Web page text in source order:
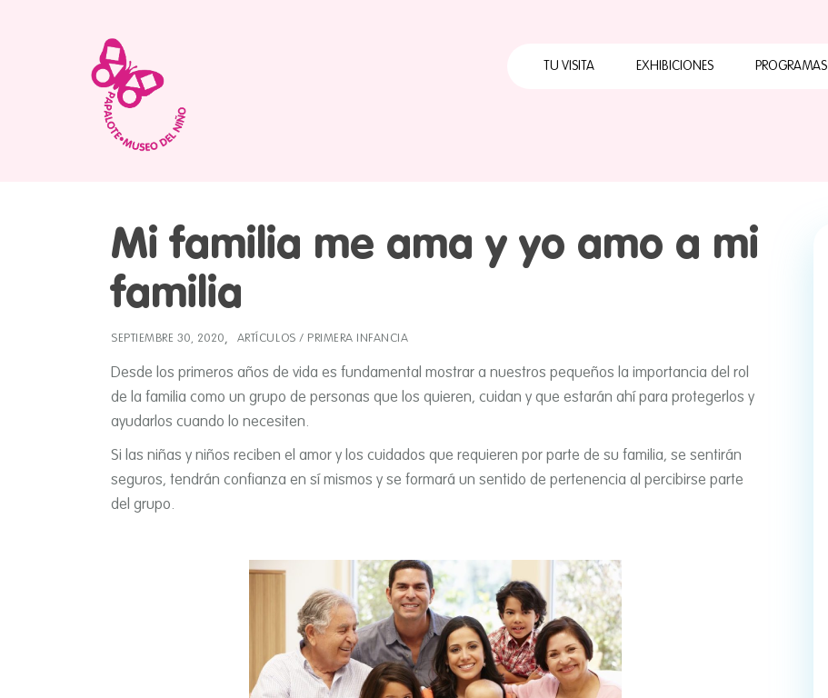
TU VISITA
Calendario Mensual
frecuentes
Mapa
EXHIBICIONES PROGRAMAS
Qué hacer
Preguntas
frecuentes
Mi familia me ama y yo amo a mi
familia
SEPTIEMBRE 30, 2020 ARTÍCULOS / PRIMERA INFANCIA
Desde los primeros años de vida es fundamental mostrar a nuestros pequeños la importancia del rol
de la familia como un grupo de personas que los quieren, cuidan y que estarán ahí­ para protegerlos y
ayudarlos cuando lo necesiten.
Si las niñas y niños reciben el amor y los cuidados que requieren por parte de su familia, se sentirán
seguros, tendrán confianza en sí­ mismos y se formará un sentido de pertenencia al percibirse parte
del grupo.